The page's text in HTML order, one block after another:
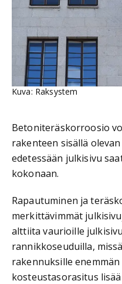
Kuva: Raksystem
Betoniteräskorroosio
rakenteen sisällä
edetessään julkisivu
kokonaan.
Rapautuminen ja
merkittävimmät
alttiita vaurioille
rannikkoseuduilla,
rakennuksille
kosteustasorasitus